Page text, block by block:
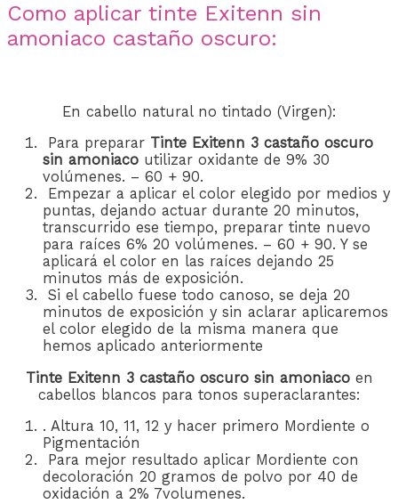
Como aplicar tinte Exitenn sin
amoniaco castaño oscuro:
En cabello natural no tintado (Virgen):
Para preparar Tinte Exitenn 3 castaño oscuro
sin amoniaco utilizar oxidante de 9% 30
volúmenes. – 60 + 90.
Empezar a aplicar el color elegido por medios y
puntas, dejando actuar durante 20 minutos,
transcurrido ese tiempo, preparar tinte nuevo
para raíces 6% 20 volúmenes. – 60 + 90. Y se
aplicará el color en las raíces dejando 25
minutos más de exposición.
Si el cabello fuese todo canoso, se deja 20
minutos de exposición y sin aclarar aplicaremos
el color elegido de la misma manera que
hemos aplicado anteriormente
Tinte Exitenn 3 castaño oscuro sin amoniacoen
cabellos blancos para tonos superaclarantes:
. Altura 10, 11, 12 y hacer primero Mordiente o
Pigmentación
Para mejor resultado aplicar Mordiente con
decoloración 20 gramos de polvo por 40 de
oxidación a 2% 7volumenes.